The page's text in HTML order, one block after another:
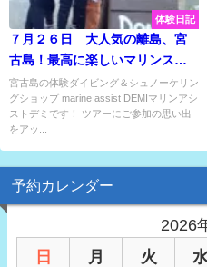
体験日記
７月２６日 大人気の離島、宮
古島！最高に楽しいマリンスポ
ーツで思い出作り♪
宮古島の体験ダイビング＆シュノーケリン
グショップ marine assist DEMIマリンアシ
ストデミです！ ツアーにご参加の思い出
をアッ...
予約カレンダー
2026
日
月 火